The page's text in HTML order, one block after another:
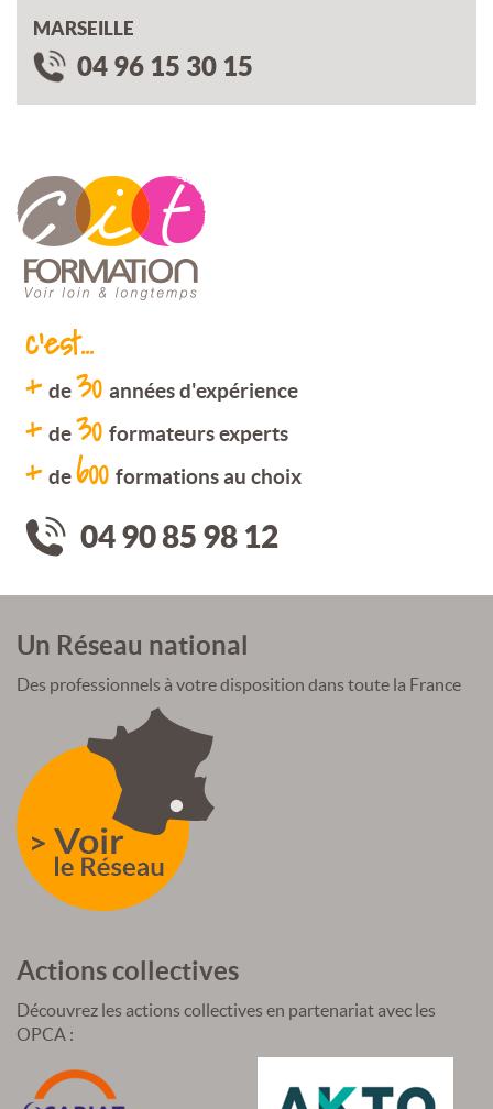
MARSEILLE
04 96 15 30 15
c'est...
+ de30 années d'expérience
+ de30 formateurs experts
+ de600 formations au choix
04 90 85 98 12
Un Réseau national
Des professionnels à votre disposition dans toute la France
Actions collectives
Découvrez les actions collectives en partenariat avec les
OPCA :